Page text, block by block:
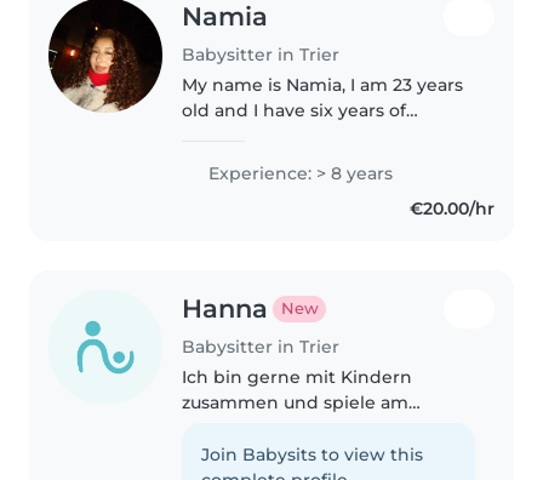
Namia
Babysitter in Trier
My name is Namia, I am 23 years
old and I have six years of
with disabilities at the
Johanniter. I have also been
babysitting for five years and
Experience: > 8 years
€20.00/hr
Hanna New
Babysitter in Trier
Ich bin gerne mit Kindern
zusammen und spiele am
ihnen etwas vor. Ich kann auch
Join Babysits to view this